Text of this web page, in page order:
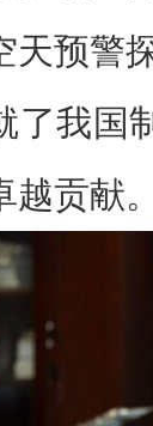
天预警
了我国
贡献。